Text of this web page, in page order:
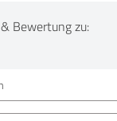
Bewertung zu: